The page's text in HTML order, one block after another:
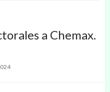
a Chemax.